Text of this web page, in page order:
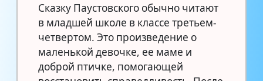
Сказку Паустовского обычно читают
в младшей школе в классе третьем-
четвертом. Это произведение о
маленькой девочке, ее маме и
доброй птичке, помогающей